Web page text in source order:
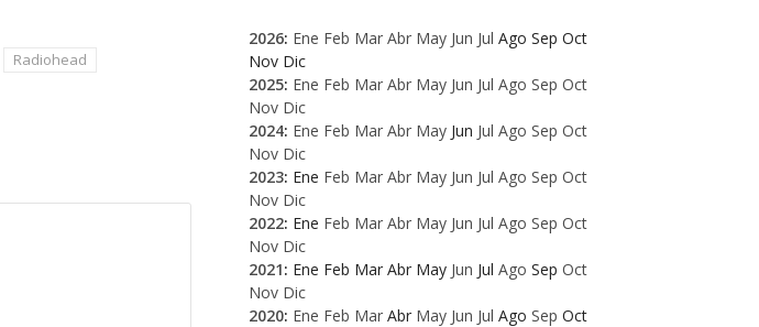
Radiohead
2026: Ene Feb Mar Abr May Jun Jul Ago Sep Oct
Nov Dic
2025: Ene Feb Mar Abr May Jun Jul Ago Sep Oct
Nov Dic
2024: Ene Feb Mar Abr May Jun Jul Ago Sep Oct
Nov Dic
2023: Ene Feb Mar Abr May Jun Jul Ago Sep Oct
Nov Dic
2022: Ene Feb Mar Abr May Jun Jul Ago Sep Oct
Nov Dic
2021: Ene Feb Mar Abr May Jun Jul Ago Sep Oct
Nov Dic
2020: Ene Feb Mar Abr May Jun Jul Ago Sep Oct